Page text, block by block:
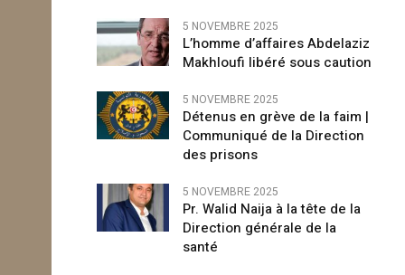
5 NOVEMBRE 2025
L’homme d’affaires Abdelaziz
Makhloufi libéré sous caution
5 NOVEMBRE 2025
Détenus en grève de la faim |
Communiqué de la Direction
des prisons
5 NOVEMBRE 2025
Pr. Walid Naija à la tête de la
Direction générale de la
santé